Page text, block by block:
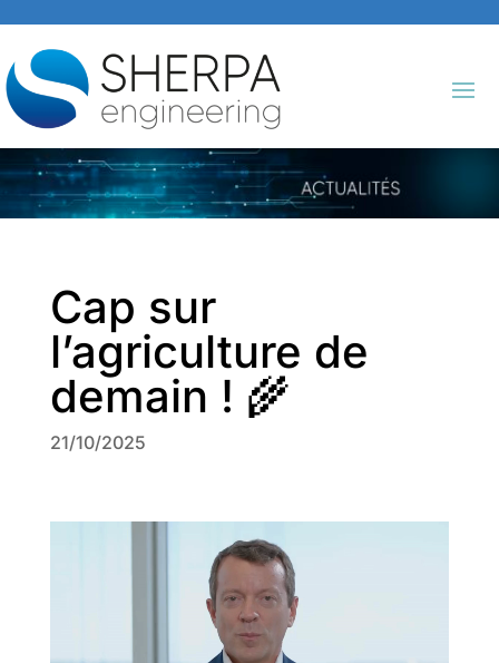
Cap sur
l’agriculture de
demain ! 🌾
21/10/2025